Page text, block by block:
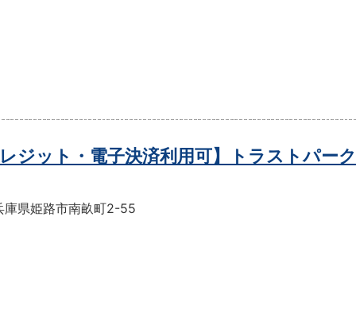
レジット・電子決済利用可】トラストパー
庫県姫路市南畝町2-55